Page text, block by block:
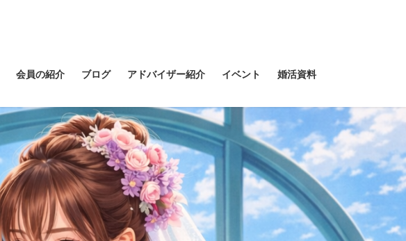
会員の紹介 ブログ アドバイザー紹介 イベント 婚活資料